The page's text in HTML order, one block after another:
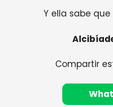
Y ella sabe
Compartir